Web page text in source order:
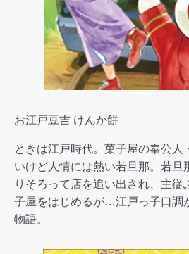
お江戸豆吉 けんか餅
ときは江戸時代。菓子屋の奉公人
いけど人情には熱い若旦那。若旦
りそろって店を追い出され、主従
子屋をはじめるが…江戸っ子口調
物語。